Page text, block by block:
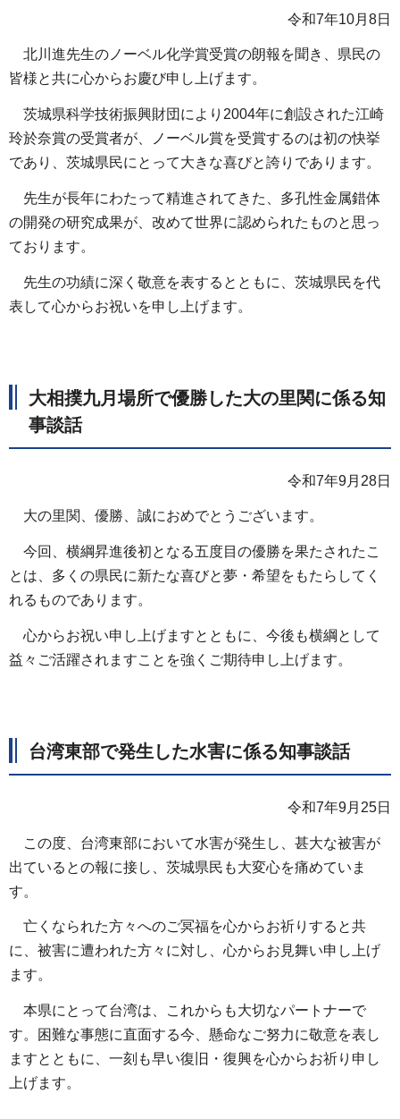
令和7年10月8日
北川進先生のノーベル化学賞受賞の朗報を聞き、県民の
皆様と共に心からお慶び申し上げます。
茨城県科学技術振興財団により2004年に創設された江崎
玲於奈賞の受賞者が、ノーベル賞を受賞するのは初の快挙
であり、茨城県民にとって大きな喜びと誇りであります。
先生が長年にわたって精進されてきた、多孔性金属錯体
の開発の研究成果が、改めて世界に認められたものと思っ
ております。
先生の功績に深く敬意を表するとともに、茨城県民を代
表して心からお祝いを申し上げます。
大相撲九月場所で優勝した大の里関に係る知
事談話
令和7年9月28日
大の里関、優勝、誠におめでとうございます。
今回、横綱昇進後初となる五度目の優勝を果たされたこ
とは、多くの県民に新たな喜びと夢・希望をもたらしてく
れるものであります。
心からお祝い申し上げますとともに、今後も横綱として
益々ご活躍されますことを強くご期待申し上げます。
台湾東部で発生した水害に係る知事談話
令和7年9月25日
この度、台湾東部において水害が発生し、甚大な被害が
出ているとの報に接し、茨城県民も大変心を痛めていま
す。
亡くなられた方々へのご冥福を心からお祈りすると共
に、被害に遭われた方々に対し、心からお見舞い申し上げ
ます。
本県にとって台湾は、これからも大切なパートナーで
す。困難な事態に直面する今、懸命なご努力に敬意を表し
ますとともに、一刻も早い復旧・復興を心からお祈り申し
上げます。